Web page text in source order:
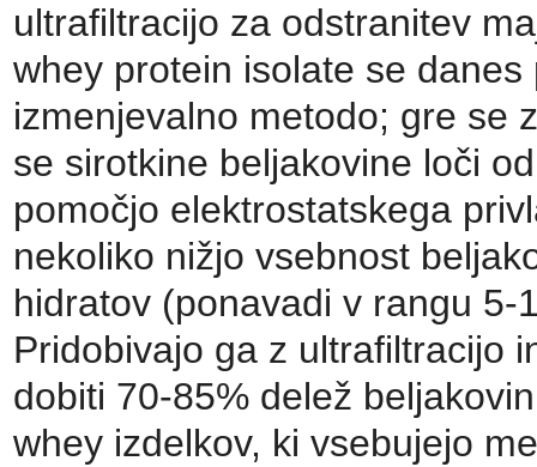
ultrafiltracijo za odstranitev
whey protein isolate se
izmenjevalno metodo; gre se
se sirotkine beljakovine loči
pomočjo elektrostatskega
nekoliko nižjo vsebnost
hidratov (ponavadi v rangu
Pridobivajo ga z ultrafiltracijo
dobiti 70-85% delež
whey izdelkov, ki vsebujejo